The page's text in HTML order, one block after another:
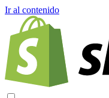
Ir al contenido